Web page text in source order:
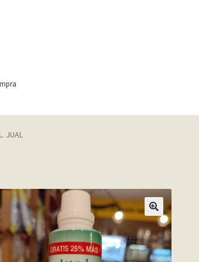
Finalizar compraFrequently Questions
JUAL